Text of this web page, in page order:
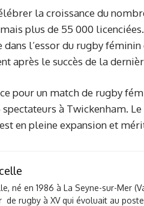
la croissance du
plus de 55 000
l’essor du rugby
après le succès de la
pour un match de rugby
à Twickenham.
en pleine expansion et
né en 1986 à La Seyne-sur-Mer
de rugby à XV qui évoluait au